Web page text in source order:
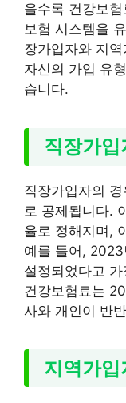
을수록 건강보
보험 시스템을
장가입자와 지
자신의 가입 유
습니다.
직장가
직장가입자의
로 공제됩니다.
율로 정해지며,
예를 들어,
설정되었다고
건강보험료는
사와 개인이 반
지역가